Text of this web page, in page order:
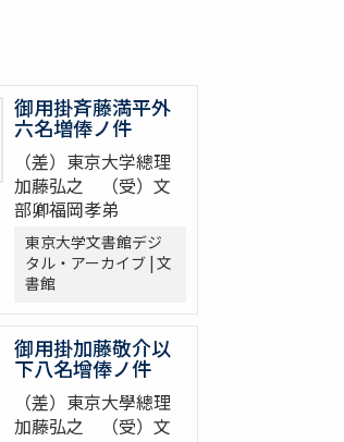
御用掛斉藤満平外
六名増俸ノ件
（差）東京大学總理
加藤弘之 （受）文
部卿福岡孝弟
東京大学文書館デジ
タル・アーカイブ | 文
書館
御用掛加藤敬介以
下八名增俸ノ件
（差）東京大學總理
加藤弘之 （受）文